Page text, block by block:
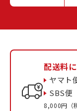
配送料
ヤマト
SBS便
8,000円（